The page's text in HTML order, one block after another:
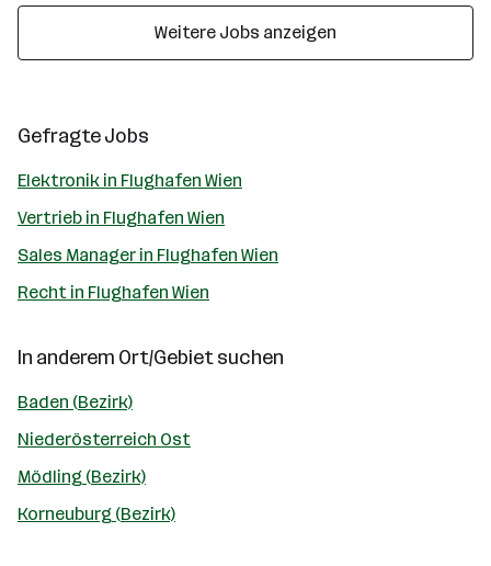
Weitere Jobs anzeigen
Gefragte Jobs
Elektronik in Flughafen Wien
Vertrieb in Flughafen Wien
Sales Manager in Flughafen Wien
Recht in Flughafen Wien
In anderem Ort/Gebiet suchen
Baden (Bezirk)
Niederösterreich Ost
Mödling (Bezirk)
Korneuburg (Bezirk)